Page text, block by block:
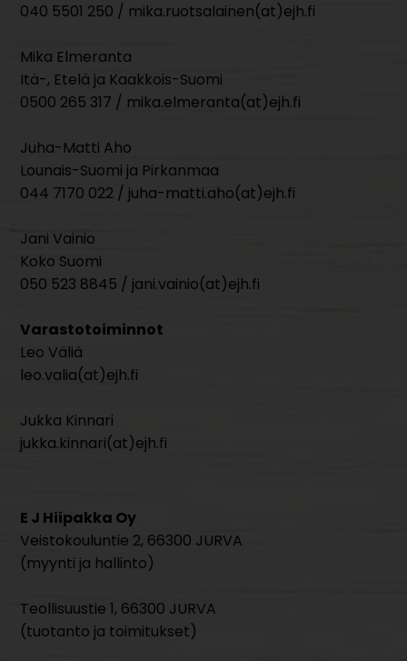
040 5501 250 / mika.ruotsalainen(at)ejh.fi
Mika Elmeranta
Itä-, Etelä ja Kaakkois-Suomi
0500 265 317 / mika.elmeranta(at)ejh.fi
Juha-Matti Aho
Lounais-Suomi ja Pirkanmaa
044 7170 022 / juha-matti.aho(at)ejh.fi
Jani Vainio
Koko Suomi
050 523 8845 / jani.vainio(at)ejh.fi
Varastotoiminnot
Leo Väliä
leo.valia(at)ejh.fi
Jukka Kinnari
jukka.kinnari(at)ejh.fi
E J Hiipakka Oy
Veistokouluntie 2, 66300 JURVA
(myynti ja hallinto)
Teollisuustie 1, 66300 JURVA
(tuotanto ja toimitukset)